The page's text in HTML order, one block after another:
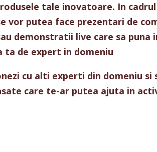
tale inovatoare. In cadrul
vor putea face prezentari de
demonstratii live care sa puna
ta de expert in domeniu
cu alti experti din domeniu si
care te-ar putea ajuta in